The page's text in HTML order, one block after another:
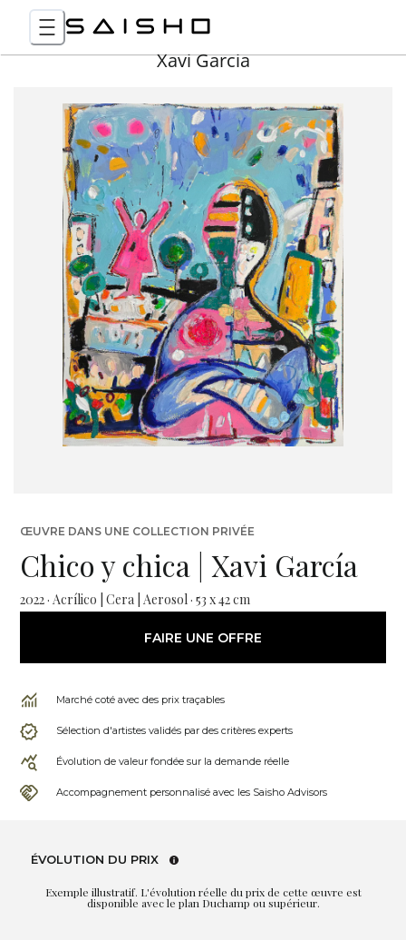
Xavi Garcia
ŒUVRE DANS UNE COLLECTION PRIVÉE
Chico y chica | Xavi García
2022 · Acrílico | Cera | Aerosol · 53 x 42 cm
FAIRE UNE OFFRE
Marché coté avec des prix traçables
Sélection d'artistes validés par des critères experts
Évolution de valeur fondée sur la demande réelle
Accompagnement personnalisé avec les Saisho Advisors
ÉVOLUTION DU PRIX
Exemple illustratif. L'évolution réelle du prix de cette œuvre est
disponible avec le plan Duchamp ou supérieur.